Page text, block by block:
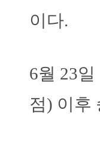
이다.
6월 23
점) 이후